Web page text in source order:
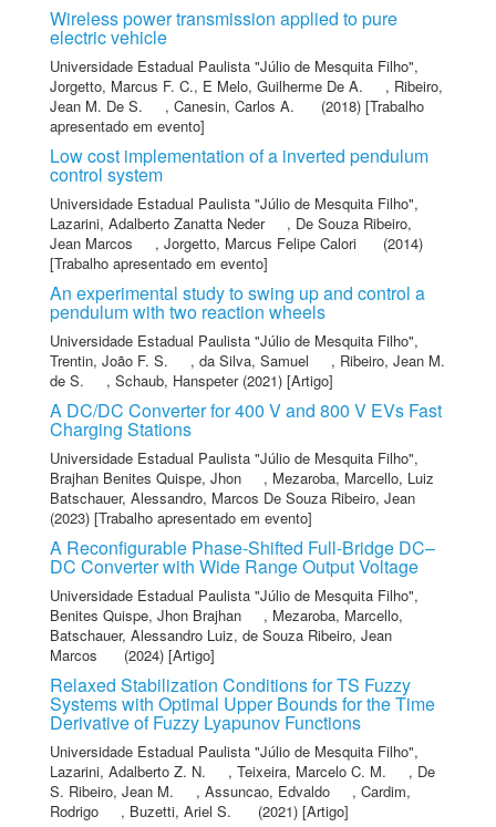
Wireless power transmission applied to pure
electric vehicle
Universidade Estadual Paulista "Júlio de Mesquita Filho",
Jorgetto, Marcus F. C., E Melo, Guilherme De A. , Ribeiro,
Jean M. De S.
, Canesin, Carlos A.
(2018) [Trabalho
apresentado em evento]
Low cost implementation of a inverted pendulum
control system
Universidade Estadual Paulista "Júlio de Mesquita Filho",
Lazarini, Adalberto Zanatta Neder
, De Souza Ribeiro,
Jean Marcos
, Jorgetto, Marcus Felipe Calori
(2014)
[Trabalho apresentado em evento]
An experimental study to swing up and control a
pendulum with two reaction wheels
Universidade Estadual Paulista "Júlio de Mesquita Filho",
Trentin, João F. S.
, da Silva, Samuel , Ribeiro, Jean M.
de S.
, Schaub, Hanspeter(2021) [Artigo]
A DC/DC Converter for 400 V and 800 V EVs Fast
Charging Stations
Universidade Estadual Paulista "Júlio de Mesquita Filho",
Brajhan Benites Quispe, Jhon
, Mezaroba, Marcello, Luiz
Batschauer, Alessandro, Marcos De Souza Ribeiro, Jean
(2023) [Trabalho apresentado em evento]
A Reconfigurable Phase-Shifted Full-Bridge DC–
DC Converter with Wide Range Output Voltage
Universidade Estadual Paulista "Júlio de Mesquita Filho",
Benites Quispe, Jhon Brajhan
, Mezaroba, Marcello,
Batschauer, Alessandro Luiz, de Souza Ribeiro, Jean
Marcos
(2024) [Artigo]
Relaxed Stabilization Conditions for TS Fuzzy
Systems with Optimal Upper Bounds for the Time
Derivative of Fuzzy Lyapunov Functions
Universidade Estadual Paulista "Júlio de Mesquita Filho",
Lazarini, Adalberto Z. N.
, Teixeira, Marcelo C. M. , De
S. Ribeiro, Jean M.
, Assuncao, Edvaldo , Cardim,
Rodrigo
, Buzetti, Ariel S. (2021) [Artigo]